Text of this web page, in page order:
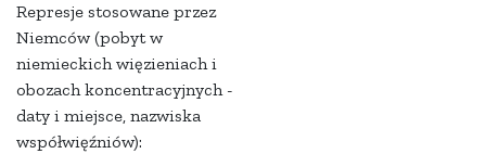
Represje stosowane przez
Niemców (pobyt w
niemieckich więzieniach i
obozach koncentracyjnych -
daty i miejsce, nazwiska
współwięźniów):